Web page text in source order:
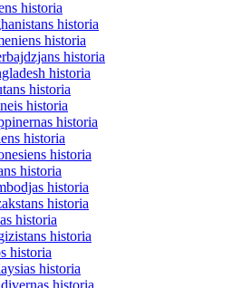
historia
historia
historia
historia
historia
historia
historia
historia
historia
historia
historia
historia
historia
historia
historia
historia
historia
historia